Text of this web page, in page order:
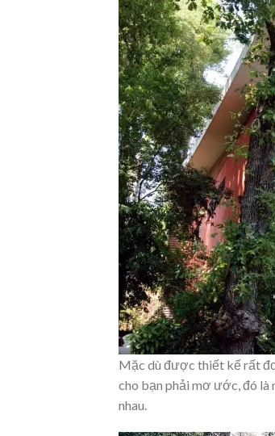
Mặc dù được thiết kế rất
cho bạn phải mơ ước, đó là
nhau.